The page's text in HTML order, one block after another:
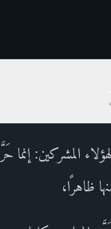
المشركين: إنما
ظاهرًا،